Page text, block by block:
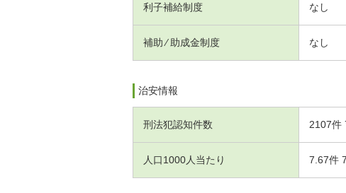
利子補給制度 なし
補助 ⁄ 助成金制度 なし
治安情報
刑法犯認知件数 2107件
人口1000人当たり 7.67件